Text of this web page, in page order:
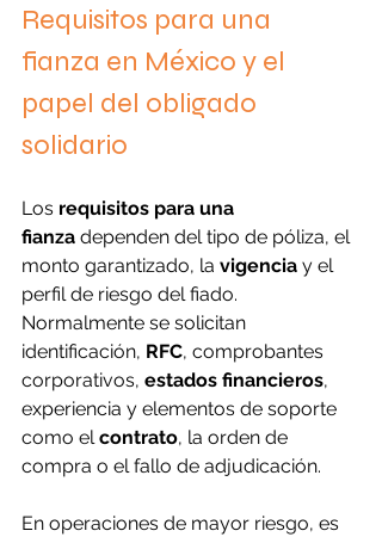
Requisitos para una
fianza en México y el
papel del obligado
solidario
Los requisitos para una
fianza dependen del tipo de póliza, el
monto garantizado, la vigencia y el
perfil de riesgo del fiado.
Normalmente se solicitan
identificación, RFC, comprobantes
corporativos, estados financieros,
experiencia y elementos de soporte
como el contrato, la orden de
compra o el fallo de adjudicación.
En operaciones de mayor riesgo, es